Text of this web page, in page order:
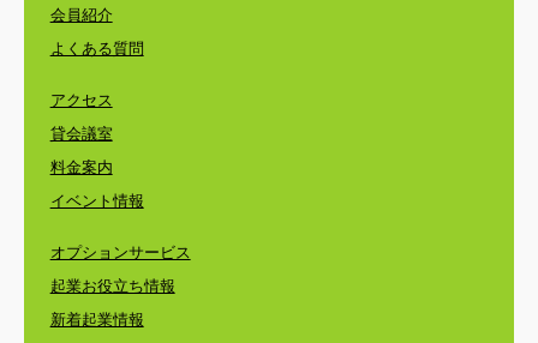
会員紹介
よくある質問
アクセス
貸会議室
料金案内
イベント情報
オプションサービス
起業お役立ち情報
新着起業情報